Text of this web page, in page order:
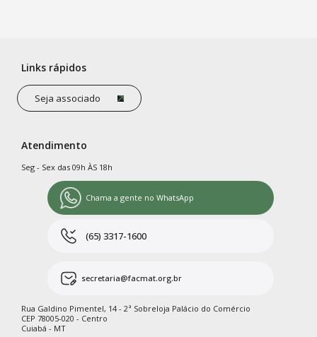
Links rápidos
Seja associado
Atendimento
Seg - Sex das 09h ÀS 18h
Chama a gente no WhatsApp
(65) 3317-1600
secretaria@facmat.org.br
Rua Galdino Pimentel, 14 - 2ª Sobreloja Palácio do Comércio
CEP 78005-020 - Centro
Cuiabá - MT